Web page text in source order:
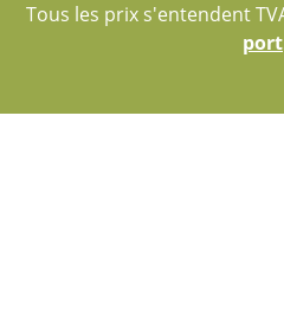
Tous les prix s'entendent
port